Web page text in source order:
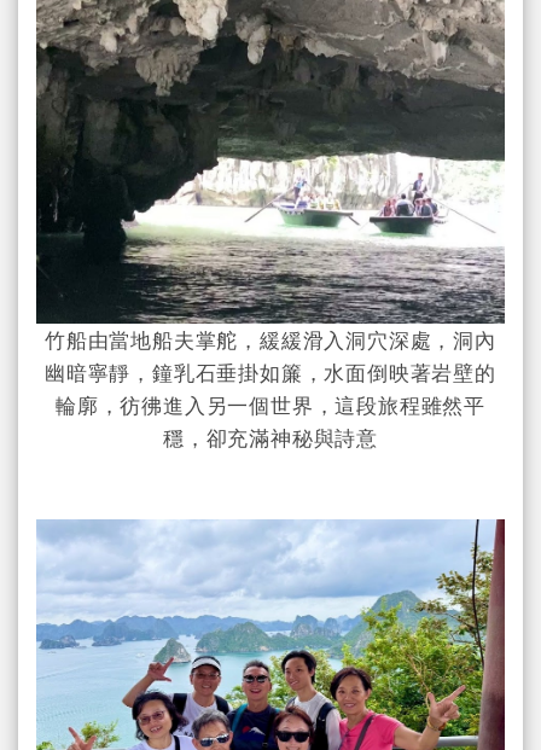
竹船由當地船夫掌舵，緩緩滑入洞穴深處，洞內
幽暗寧靜，鐘乳石垂掛如簾，水面倒映著岩壁的
輪廓，彷彿進入另一個世界，這段旅程雖然平
穩，卻充滿神秘與詩意